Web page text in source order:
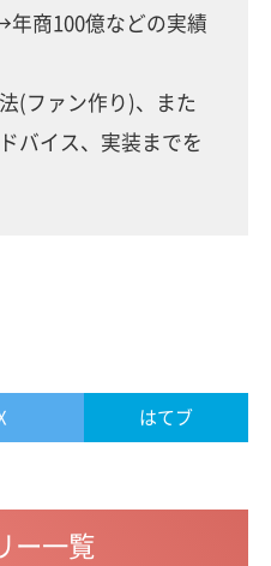
商100億などの実績
(ファン作り)、また
バイス、実装までを
はてブ
ー一覧